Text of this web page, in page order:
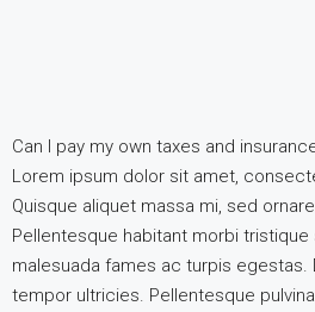
Can I pay my own taxes and
Lorem ipsum dolor sit amet,
Quisque aliquet massa mi, sed
Pellentesque habitant morbi
malesuada fames ac turpis egestas.
tempor ultricies. Pellentesque